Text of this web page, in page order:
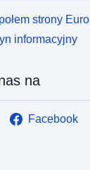
strony
informacyjny
na
Facebook